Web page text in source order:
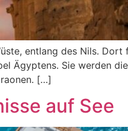
entlang des Nils.
Ägyptens. Sie werden
[…]
auf See